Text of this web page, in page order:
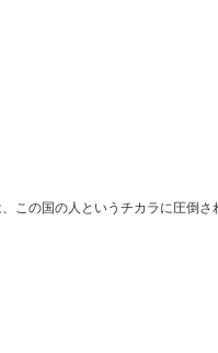
この国の人というチカラに圧倒